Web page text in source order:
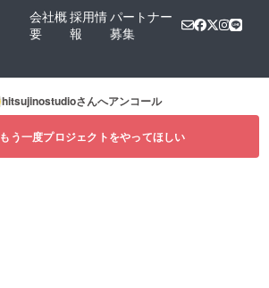
会社概
要
採用情
報
パートナー
募集
hitsujinostudioさんへアンコール
もう一度プロジェクトをやってほしい